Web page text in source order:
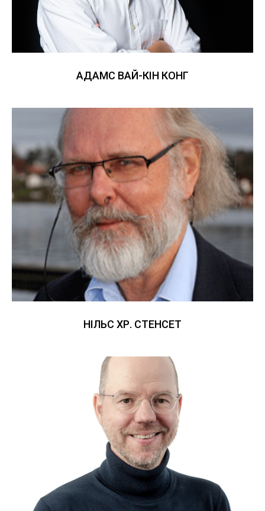
АДАМС ВАЙ-КІН КОНГ
НІЛЬС ХР. СТЕНСЕТ